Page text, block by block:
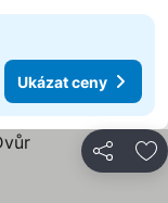
Ukázat ceny
Sdílet